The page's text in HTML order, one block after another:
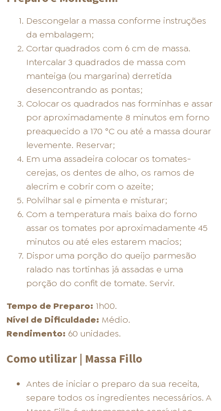
Descongelar a massa conforme instruções
da embalagem;
Cortar quadrados com 6 cm de massa.
Intercalar 3 quadrados de massa com
manteiga (ou margarina) derretida
desencontrando as pontas;
Colocar os quadrados nas forminhas e assar
por aproximadamente 8 minutos em forno
preaquecido a 170 °C ou até a massa dourar
levemente. Reservar;
Em uma assadeira colocar os tomates-
cerejas, os dentes de alho, os ramos de
alecrim e cobrir com o azeite;
Polvilhar sal e pimenta e misturar;
Com a temperatura mais baixa do forno
assar os tomates por aproximadamente 45
minutos ou até eles estarem macios;
Dispor uma porção do queijo parmesão
ralado nas tortinhas já assadas e uma
porção do confit de tomate. Servir.
Tempo de Preparo: 1h00.
Nível de Dificuldade: Médio.
Rendimento: 60 unidades.
Como utilizar | Massa Fillo
Antes de iniciar o preparo da sua receita,
separe todos os ingredientes necessários. A